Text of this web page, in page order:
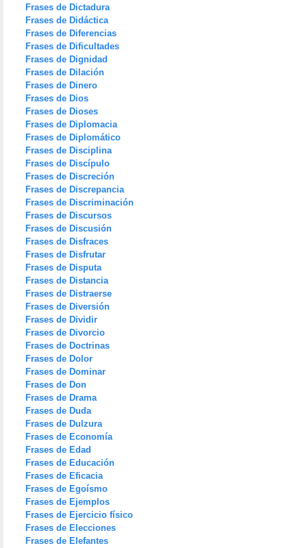
Frases de Dictadura
Frases de Didáctica
Frases de Diferencias
Frases de Dificultades
Frases de Dignidad
Frases de Dilación
Frases de Dinero
Frases de Dios
Frases de Dioses
Frases de Diplomacia
Frases de Diplomático
Frases de Disciplina
Frases de Discípulo
Frases de Discreción
Frases de Discrepancia
Frases de Discriminación
Frases de Discursos
Frases de Discusión
Frases de Disfraces
Frases de Disfrutar
Frases de Disputa
Frases de Distancia
Frases de Distraerse
Frases de Diversión
Frases de Dividir
Frases de Divorcio
Frases de Doctrinas
Frases de Dolor
Frases de Dominar
Frases de Don
Frases de Drama
Frases de Duda
Frases de Dulzura
Frases de Economía
Frases de Edad
Frases de Educación
Frases de Eficacia
Frases de Egoísmo
Frases de Ejemplos
Frases de Ejercicio físico
Frases de Elecciones
Frases de Elefantes